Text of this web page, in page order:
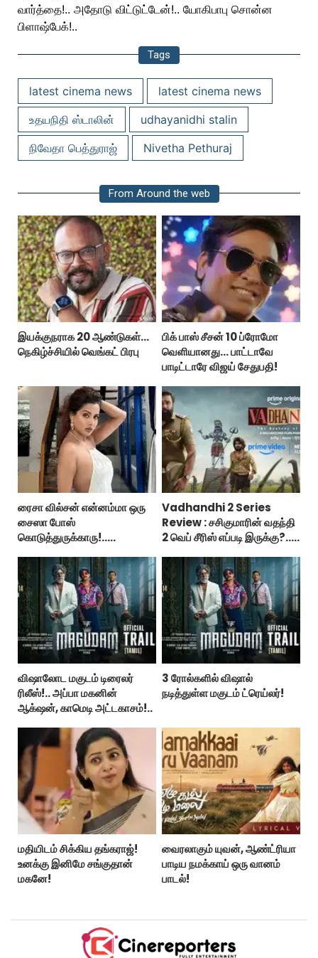
வார்த்தை!.. அதோடு விட்டுட்டேன்!.. யோகிபாபு சொன்ன
பிளாஷ்பேக்!..
Tags
latest cinema news
latest cinema news
உதயநிதி ஸ்டாலின்
udhayanidhi stalin
நிவேதா பெத்துராஜ்
Nivetha Pethuraj
From Around the web
இயக்குநராக 20 ஆண்டுகள்...
நெகிழ்ச்சியில் வெங்கட் பிரபு
பிக் பாஸ் சீசன் 10 ப்ரோமோ
வெளியானது... பாட்டாவே
பாடிட்டாரே விஜய் சேதுபதி!
ரைசா வில்சன் என்னம்மா ஒரு
சைஸா போஸ்
கொடுத்துருக்காரு!..
Vadhandhi 2 Series
Review : சசிகுமாரின் வதந்தி
2 வெப் சீரிஸ் எப்படி இருக்கு?...
விஷாலோட மகுடம் டிரைலர்
ரிலீஸ்!.. அப்பா மகனின்
ஆக்‌ஷன், காமெடி அட்டகாசம்!..
3 ரோல்களில் விஷால்
நடித்துள்ள மகுடம் ட்ரெய்லர்!
மதியிடம் சிக்கிய தங்கராஜ்!
உனக்கு இனிமே சங்குதான்
மகனே!
வைரலாகும் யுவன், ஆண்ட்ரியா
பாடிய நமக்காய் ஒரு வானம்
பாடல்!